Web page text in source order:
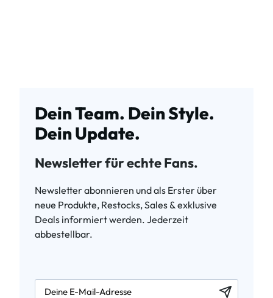
Dein Team. Dein Style.
Dein Update.
Newsletter für echte Fans.
Newsletter abonnieren und als Erster über
neue Produkte, Restocks, Sales & exklusive
Deals informiert werden. Jederzeit
abbestellbar.
newsletter.labelEmail